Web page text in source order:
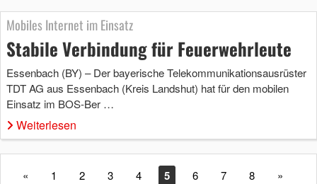
Mobiles Internet im Einsatz
Stabile Verbindung für Feuerwehrleute
Essenbach (BY) – Der bayerische Telekommunikationsausrüster
TDT AG aus Essenbach (Kreis Landshut) hat für den mobilen
Einsatz im BOS-Ber …
Weiterlesen
« 1 2 3 4 5 6 7 8 »